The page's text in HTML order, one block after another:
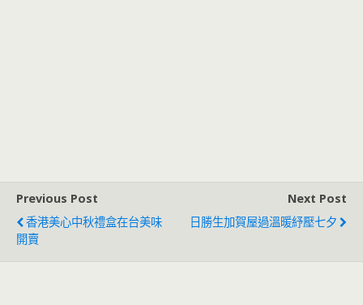
Previous Post
香港美心中秋禮盒在台美味
開賣
Next Post
日勝生加賀屋過溫暖紓壓七夕